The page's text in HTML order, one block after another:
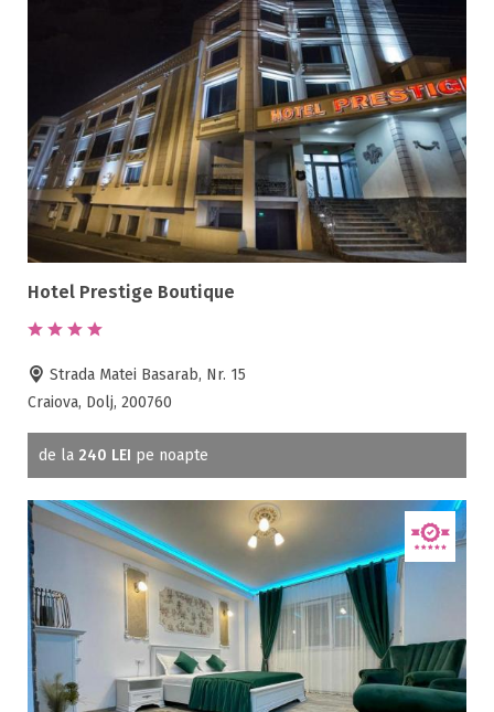
Hotel Prestige Boutique
Strada Matei Basarab, Nr. 15
Craiova, Dolj, 200760
de la 240 LEI pe noapte